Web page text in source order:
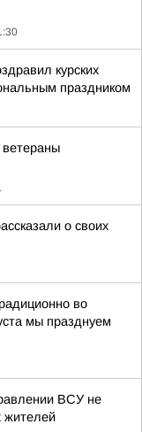
курских
праздником
о своих
во
мы празднуем
ВСУ не
жителей